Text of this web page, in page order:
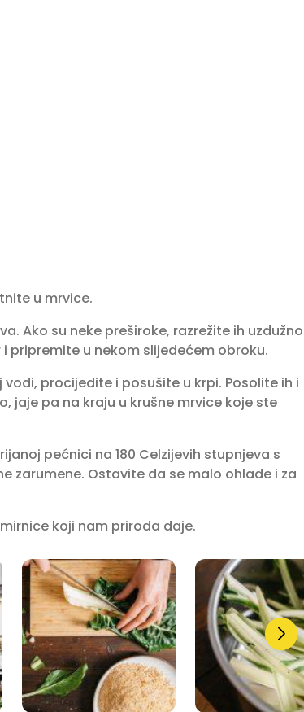
u mrvice.⁣
Ako su neke preširoke, razrežite ih uzdužno
pripremite u nekom slijedećem obroku.⁣
procijedite i posušite u krpi. Posolite ih i
jaje pa na kraju u krušne mrvice koje ste
pećnici na 180 Celzijevih stupnjeva s
zarumene. Ostavite da se malo ohlade i za
koji nam priroda daje.⁣